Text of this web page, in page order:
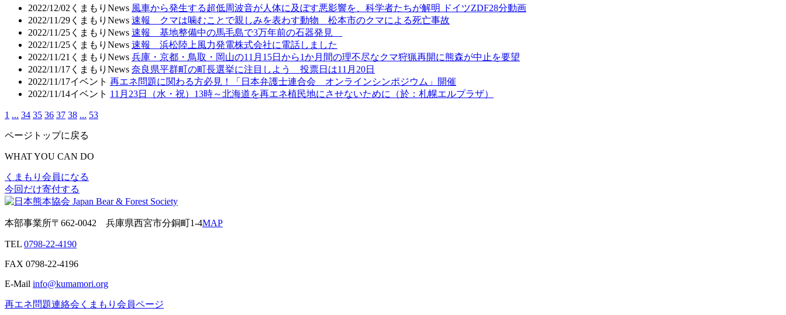
2022/12/02 くまもりNews 風車から発生する超低周波音が人体に及ぼす悪影響を、科学者たちが解明 ドイツZDF28分動画
2022/11/29 くまもりNews 速報 クマは噛むことで親しみを表わす動物 松本市のクマによる死亡事故
2022/11/25 くまもりNews 速報 基地整備中の馬毛島で3万年前の石器発見
2022/11/25 くまもりNews 速報 浜松陸上風力発電株式会社に電話しました
2022/11/21 くまもりNews 兵庫・京都・鳥取・岡山の11月15日から1か月間の理不尽なクマ狩猟再開に熊森が中止を要望
2022/11/17 くまもりNews 奈良県平群町の町長選挙に注目しよう 投票日は11月20日
2022/11/17イベント 再エネ問題に関わる方必見！「日本弁護士連合会 オンラインシンポジウム」開催
2022/11/14イベント 11月23日（水・祝）13時～北海道を再エネ植民地にさせないために（於：札幌エルプラザ）
1 ... 34 35 36 37 38 ... 53
ページトップに戻る
WHAT YOU CAN DO
くまもり会員になる
今回だけ寄付する
本部事業所〒662-0042 兵庫県西宮市分銅町1-4MAP
TEL 0798-22-4190
FAX 0798-22-4196
E-Mail info@kumamori.org
再エネ問題連絡会 くまもり会員ページ